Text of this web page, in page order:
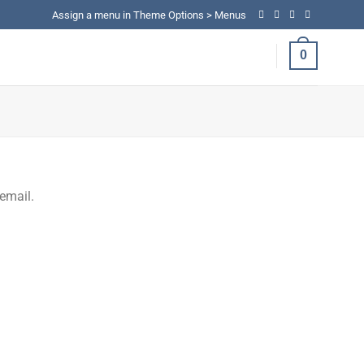
Assign a menu in Theme Options > Menus
0